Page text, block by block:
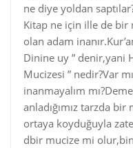
ne diye yoldan
Kitap ne için ille de bir
olan adam
Dinine uy ” denir,yani
Mucizesi ” nedir?Var
inanmayalım
anladığımız tarzda
ortaya koyduğuyla
dbir mucize mi